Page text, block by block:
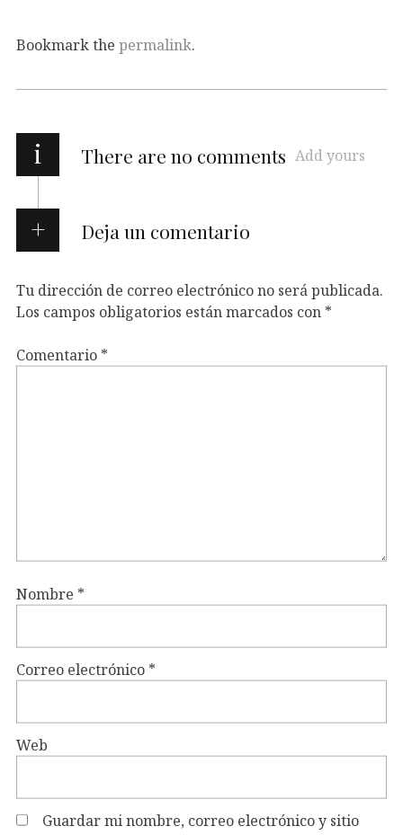
Bookmark the permalink.
i There are no comments Add yours
Deja un comentario
Tu dirección de correo electrónico no será publicada.
Los campos obligatorios están marcados con *
Comentario *
Nombre *
Correo electrónico *
Web
Guardar mi nombre, correo electrónico y sitio